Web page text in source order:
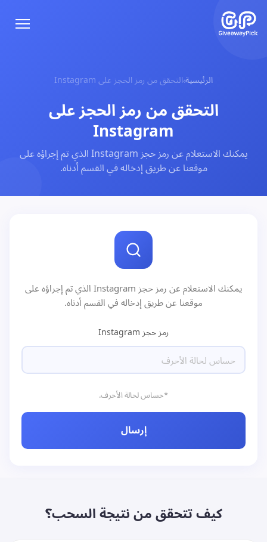
الرئيسية›التحقق من رمز الحجز على Instagram
التحقق من رمز الحجز على
Instagram
يمكنك الاستعلام عن رمز حجز Instagram الذي تم إجراؤه على
موقعنا عن طريق إدخاله في القسم أدناه.
يمكنك الاستعلام عن رمز حجز Instagram الذي تم إجراؤه على
موقعنا عن طريق إدخاله في القسم أدناه.
رمز حجز Instagram
*حساس لحالة الأحرف.
إرسال
كيف تتحقق من نتيجة السحب؟